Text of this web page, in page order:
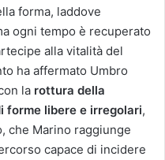
forma, laddove
ogni tempo è recuperato
alla vitalità del
ha affermato Umbro
la rottura della
forme libere e irregolari,
che Marino raggiunge
capace di incidere